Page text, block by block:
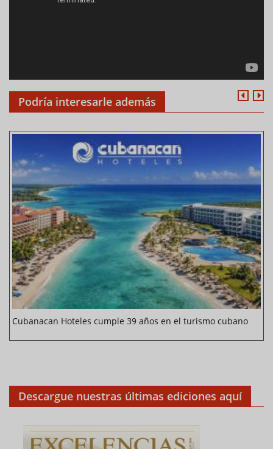
Podría interesarle además
Cubanacan Hoteles cumple 39 años en el turismo cubano
Descargue nuestras últimas ediciones aquí